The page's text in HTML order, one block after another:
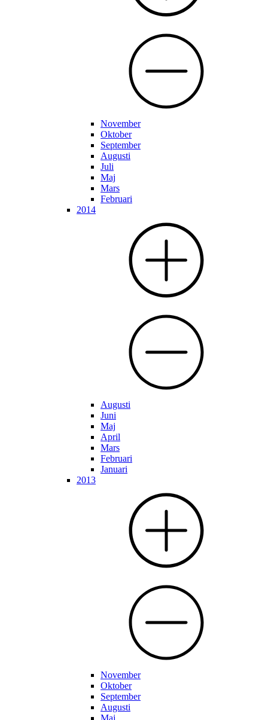
November
Oktober
September
Augusti
Juli
Maj
Mars
Februari
2014
Augusti
Juni
Maj
April
Mars
Februari
Januari
2013
November
Oktober
September
Augusti
Maj